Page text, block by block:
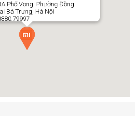
Phố Vọng, Phường Đồng
Bà Trưng, Hà Nội